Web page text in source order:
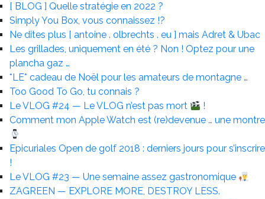
âge
à
la
retraite?
Delta
Lloyd
Life »
[ BLOG ] Quelle stratégie en 2022 ?
Simply You Box, vous connaissez !?
Ne dites plus [ antoine . olbrechts . eu ] mais Adret & Ubac
Les grillades, uniquement en été ? Non ! Optez pour une
plancha gaz …
*LE* cadeau de Noël pour les amateurs de montagne …
Too Good To Go, tu connais ?
Le VLOG #24 — Le VLOG n’est pas mort
!
Comment mon Apple Watch est (re)devenue … une montre
Epicuriales Open de golf 2018 : derniers jours pour s’inscrire
!
Le VLOG #23 — Une semaine assez gastronomique
ZAGREEN — EXPLORE MORE, DESTROY LESS.